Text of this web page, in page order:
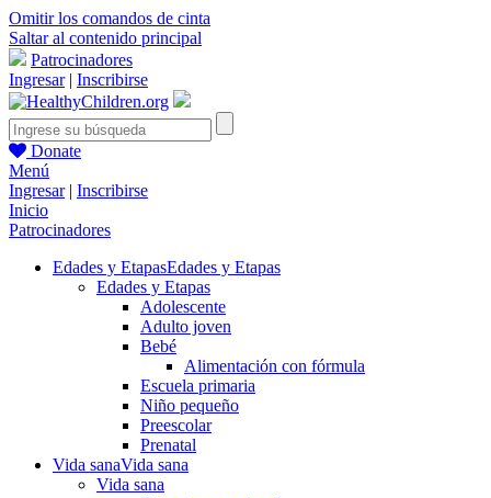
Omitir los comandos de cinta
Saltar al contenido principal
Patrocinadores
Ingresar| Inscribirse
Donate
Menú
Ingresar| Inscribirse
Inicio
Patrocinadores
Edades y EtapasEdades y Etapas
Edades y Etapas
Adolescente
Adulto joven
Bebé
Alimentación con fórmula
Escuela primaria
Niño pequeño
Preescolar
Prenatal
Vida sanaVida sana
Vida sana